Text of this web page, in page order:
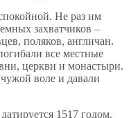
Не раз им
захватчиков –
поляков, англичан.
все местные
церкви и монастыри.
воле и давали
1517 годом.